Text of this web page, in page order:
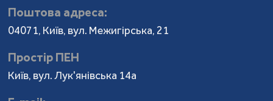
Поштова адреса:
04071, Київ, вул. Межигірська, 21
Простір ПЕН
Київ, вул. Лук'янівська 14а